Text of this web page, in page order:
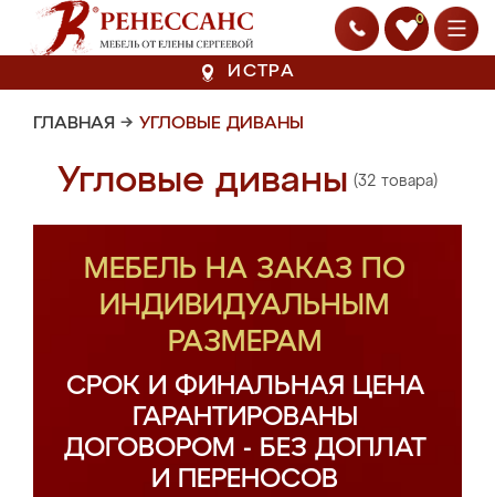
0
ИСТРА
ГЛАВНАЯ → УГЛОВЫЕ ДИВАНЫ
Угловые диваны (32 товара)
МЕБЕЛЬ НА ЗАКАЗ ПО
ИНДИВИДУАЛЬНЫМ
РАЗМЕРАМ
СРОК И ФИНАЛЬНАЯ ЦЕНА
ГАРАНТИРОВАНЫ
ДОГОВОРОМ - БЕЗ ДОПЛАТ
И ПЕРЕНОСОВ